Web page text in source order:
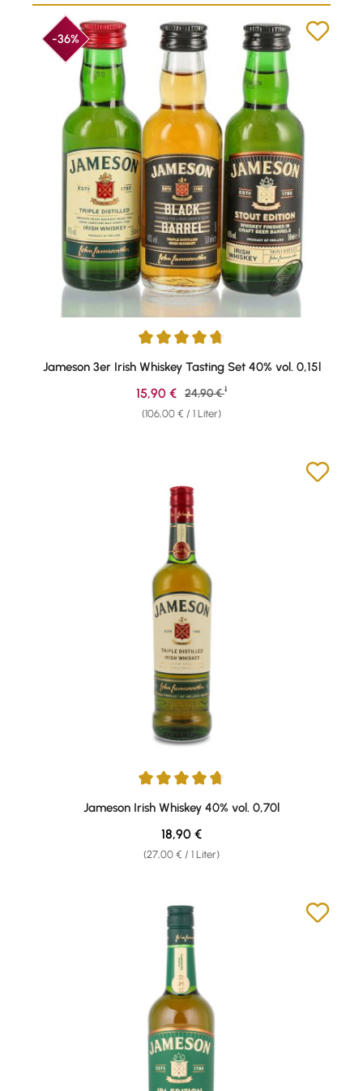
-36%
Durchschnittliche Bewertung von 4.76 von 5 Sternen
Jameson 3er Irish Whiskey Tasting Set 40% vol. 0,15l
(106,00 € / 1 Liter)
Verkaufspreis:
15,90 € Regulärer Preis:
24,90 € 1
Durchschnittliche Bewertung von 4.8 von 5 Sternen
Jameson Irish Whiskey 40% vol. 0,70l
(27,00 € / 1 Liter)
Regulärer Preis:
18,90 €